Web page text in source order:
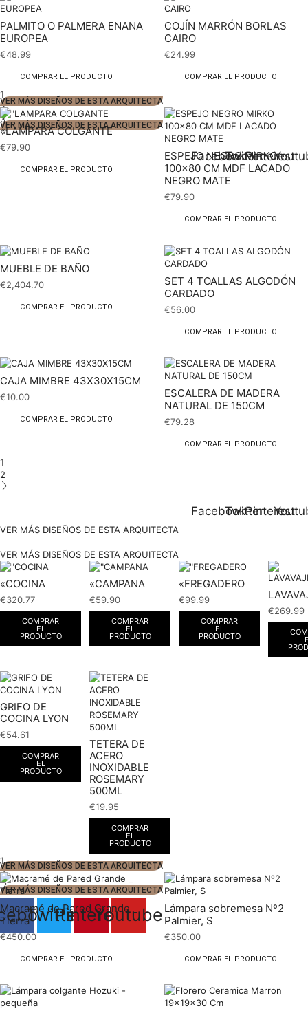
PALMITO O PALMERA ENANA
EUROPEA
€48.99
COMPRAR EL PRODUCTO
COJÍN MARRÓN BORLAS
CAIRO
€24.99
COMPRAR EL PRODUCTO
1
2
3
FacebookTwitterPinterest
VER MÁS DISEÑOS DE ESTA ARQUITECTA
VER MÁS DISEÑOS DE ESTA ARQUITECTA
«LAMPARA COLGANTE
€79.90
COMPRAR EL PRODUCTO
ESPEJO NEGRO MIRKO
100×80 CM MDF LACADO
NEGRO MATE
€79.90
COMPRAR EL PRODUCTO
MUEBLE DE BAÑO
€2,404.70
COMPRAR EL PRODUCTO
SET 4 TOALLAS ALGODÓN
CARDADO
€56.00
COMPRAR EL PRODUCTO
CAJA MIMBRE 43X30X15CM
€10.00
COMPRAR EL PRODUCTO
ESCALERA DE MADERA
NATURAL DE 150CM
€79.28
COMPRAR EL PRODUCTO
1
2
FacebookTwitterPinterest
VER MÁS DISEÑOS DE ESTA ARQUITECTA
VER MÁS DISEÑOS DE ESTA ARQUITECTA
«COCINA
€320.77
COMPRAR
EL
PRODUCTO
«CAMPANA
€59.90
COMPRAR
EL
PRODUCTO
«FREGADERO
€99.99
COMPRAR
EL
PRODUCTO
€269.99
GRIFO DE
COCINA LYON
€54.61
COMPRAR
EL
PRODUCTO
TETERA DE
ACERO
INOXIDABLE
ROSEMARY
500ML
€19.95
COMPRAR
EL
PRODUCTO
1
2
TwitterPinterestYoutube
VER MÁS DISEÑOS DE ESTA ARQUITECTA
VER MÁS DISEÑOS DE ESTA ARQUITECTA
Macramé de Pared Grande _
Tierra
€450.00
COMPRAR EL PRODUCTO
Lámpara sobremesa Nº2
Palmier, S
€350.00
COMPRAR EL PRODUCTO